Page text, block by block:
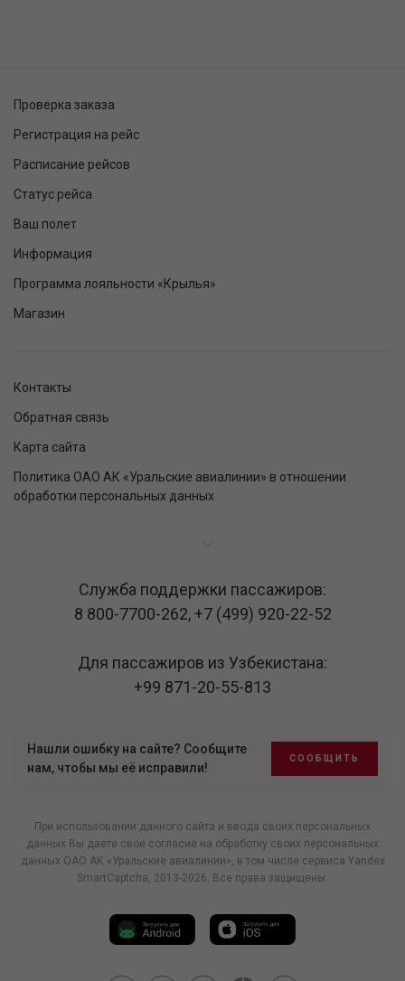
Проверка заказа
Регистрация на рейс
Расписание рейсов
Статус рейса
Ваш полет
Информация
Программа лояльности «Крылья»
Магазин
Контакты
Обратная связь
Карта сайта
Политика ОАО АК «Уральские авиалинии» в отношении
обработки персональных данных
Служба поддержки пассажиров:
8 800-7700-262,+7 (499) 920-22-52
Для пассажиров из Узбекистана:
+99 871-20-55-813
Нашли ошибку на сайте? Сообщите
нам, чтобы мы её исправили!
СООБЩИТЬ
При использовании данного сайта и ввода своих персональных
данных Вы даете свое согласие на обработку своих персональных
данных ОАО АК «Уральские авиалинии», в том числе сервиса Yandex
SmartCaptcha, 2013-2026. Все права защищены.